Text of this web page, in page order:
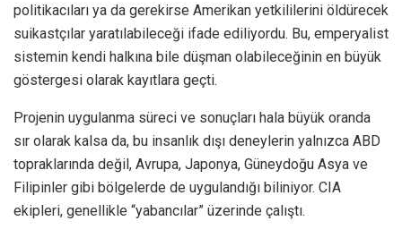
politikacıları ya da gerekirse Amerikan yetkililerini öldürecek
suikastçılar yaratılabileceği ifade ediliyordu. Bu, emperyalist
sistemin kendi halkına bile düşman olabileceğinin en büyük
göstergesi olarak kayıtlara geçti.
Projenin uygulanma süreci ve sonuçları hala büyük oranda
sır olarak kalsa da, bu insanlık dışı deneylerin yalnızca ABD
topraklarında değil, Avrupa, Japonya, Güneydoğu Asya ve
Filipinler gibi bölgelerde de uygulandığı biliniyor. CIA
ekipleri, genellikle “yabancılar” üzerinde çalıştı.